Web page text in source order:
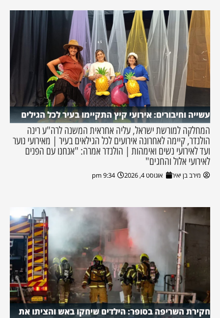
עשייה וחיבורים: אירועי קיץ התקיימו בעיר לכל הגילים
המחלקה למורשת ישראל, עליה אחראית המשנה לרה"ע רינה
הולנדר, קיימה לאחרונה אירועים לכל הגילאים בעיר | מאירועי נוער
ועד לאירועי נשים ואימהות | הולנדר אמרה: "אנחנו עם הפנים
לאירועי אלול והחגים"
מירב בן יאיר אוגוסט 4, 2026 9:34 pm
חקירת השריפה בסופר: הילדים שיחקו באש והציתו את